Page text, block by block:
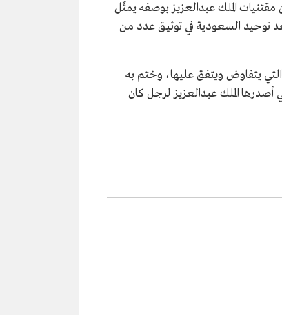
من أثمن مقتنيات الملك عبدالعزيز بوصفه يمثّل
بعد توحيد السعودية في توثيق عدد من
يتفاوض ويتفق عليها، وختم به
أصدرها الملك عبدالعزيز لرجل كان